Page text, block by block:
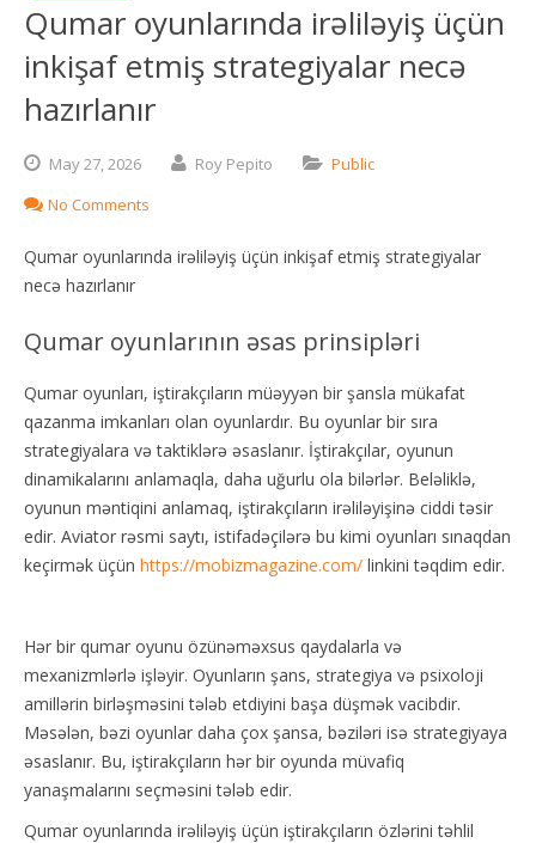
Qumar oyunlarında irəliləyiş üçün
inkişaf etmiş strategiyalar necə
hazırlanır
May27,2026 Roy Pepito
Public
No Comments
Qumar oyunlarında irəliləyiş üçün inkişaf etmiş strategiyalar
necə hazırlanır
Qumar oyunlarının əsas prinsipləri
Qumar oyunları, iştirakçıların müəyyən bir şansla mükafat
qazanma imkanları olan oyunlardır. Bu oyunlar bir sıra
strategiyalara və taktiklərə əsaslanır. İştirakçılar, oyunun
dinamikalarını anlamaqla, daha uğurlu ola bilərlər. Beləliklə,
oyunun məntiqini anlamaq, iştirakçıların irəliləyişinə ciddi təsir
edir. Aviator rəsmi saytı, istifadəçilərə bu kimi oyunları sınaqdan
keçirmək üçün https://mobizmagazine.com/ linkini təqdim edir.
Hər bir qumar oyunu özünəməxsus qaydalarla və
mexanizmlərlə işləyir. Oyunların şans, strategiya və psixoloji
amillərin birləşməsini tələb etdiyini başa düşmək vacibdir.
Məsələn, bəzi oyunlar daha çox şansa, bəziləri isə strategiyaya
əsaslanır. Bu, iştirakçıların hər bir oyunda müvafiq
yanaşmalarını seçməsini tələb edir.
Qumar oyunlarında irəliləyiş üçün iştirakçıların özlərini təhlil